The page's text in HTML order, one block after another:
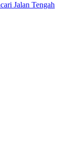
Jalan Tengah